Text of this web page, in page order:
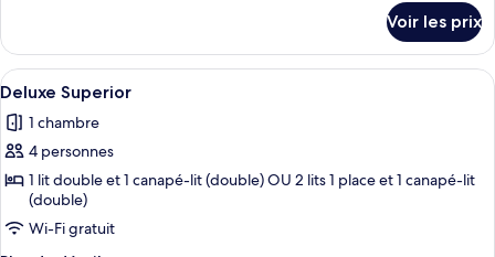
Room
With
Pool
View
le
type
de
Family
Room
Pool
View
Voir les prix
Afficher
toutes
les
photos
pour
type
Une chambre d’hôtel moderne
3
Deluxe Superior
1 chambre
4 personnes
1 lit double et 1 canapé-lit (double) OU 2 lits 1 place et 1 canapé-lit
(double)
Wi-Fi gratuit